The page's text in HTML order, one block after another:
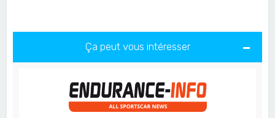
Ça peut vous intéresser